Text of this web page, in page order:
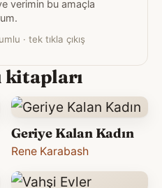
verimin bu amaçla
· tek tıkla çıkış
kitapları
Geriye Kalan Kadın
Rene Karabash